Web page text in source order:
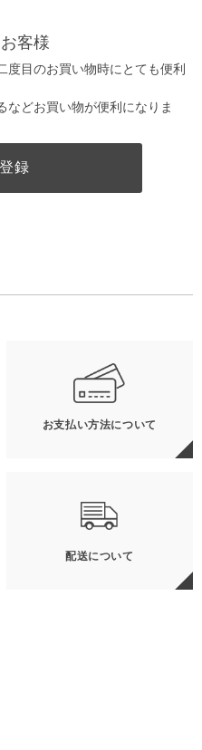
客様
度目のお買い物時にとても便利
などお買い物が便利になりま
録
お支払い方法について
配送について